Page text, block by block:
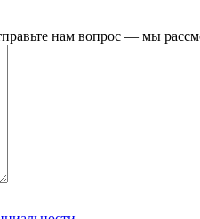
нам вопрос — мы